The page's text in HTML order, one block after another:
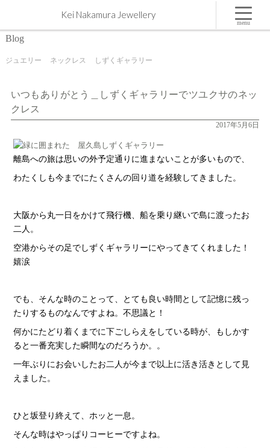
いつもありがとう＿しずくギャラリーでツユクサのネックレス | 屋久島,ジュエリー,オーダーメイ
ドのマリッジリング（結婚・婚約指輪）制作 | Kei Nakamura Jewellery Blog
Kei Nakamura Jewellery
Blog
ジュエリー ネックレス しずくギャラリー
いつもありがとう＿しずくギャラリーでツユクサのネッ
クレス
2017年5月6日
離島への旅は思いの外予定通りに進まないことが多いもので、
わたくしも今までにたくさんの回り道を経験してきました。
大阪から丸一日をかけて飛行機、船を乗り継いで島に渡ったお
二人。
空港からその足でしずくギャラリーにやってきてくれました！
嬉涙
でも、そんな時のことって、とても良い時間として記憶に残っ
たりするものなんですよね。不思議と！
何かにたどり着くまでに下ごしらえをしている時が、もしかす
ると一番充実した瞬間なのだろうか。。
一年ぶりにお会いしたお二人が今まで以上に活き活きとして見
えました。
ひと坂登り終えて、ホッと一息。
そんな時はやっぱりコーヒーですよね。
menu